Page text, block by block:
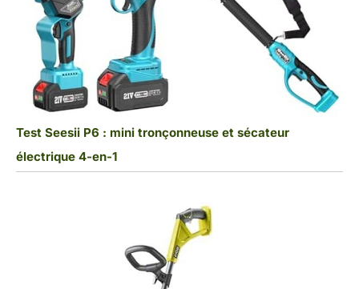
Test Seesii P6 : mini tronçonneuse et sécateur
électrique 4-en-1